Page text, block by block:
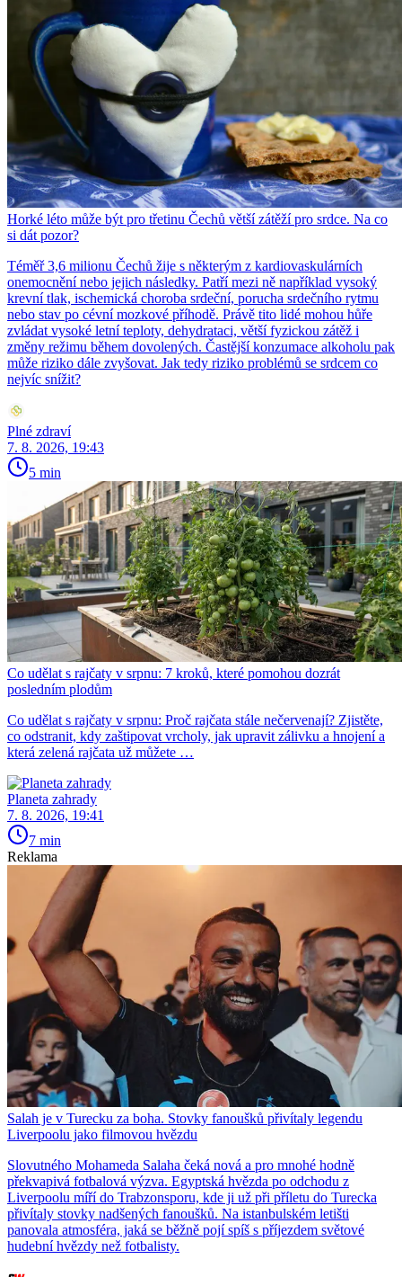
Horké léto může být pro třetinu Čechů větší zátěží pro srdce. Na co
si dát pozor?
Téměř 3,6 milionu Čechů žije s některým z kardiovaskulárních
onemocnění nebo jejich následky. Patří mezi ně například vysoký
krevní tlak, ischemická choroba srdeční, porucha srdečního rytmu
nebo stav po cévní mozkové příhodě. Právě tito lidé mohou hůře
zvládat vysoké letní teploty, dehydrataci, větší fyzickou zátěž i
změny režimu během dovolených. Častější konzumace alkoholu pak
může riziko dále zvyšovat. Jak tedy riziko problémů se srdcem co
nejvíc snížit?
Plné zdraví
7. 8. 2026, 19:43
5 min
Co udělat s rajčaty v srpnu: 7 kroků, které pomohou dozrát
posledním plodům
Co udělat s rajčaty v srpnu: Proč rajčata stále nečervenají? Zjistěte,
co odstranit, kdy zaštipovat vrcholy, jak upravit zálivku a hnojení a
která zelená rajčata už můžete …
Planeta zahrady
7. 8. 2026, 19:41
7 min
Reklama
Salah je v Turecku za boha. Stovky fanoušků přivítaly legendu
Liverpoolu jako filmovou hvězdu
Slovutného Mohameda Salaha čeká nová a pro mnohé hodně
překvapivá fotbalová výzva. Egyptská hvězda po odchodu z
Liverpoolu míří do Trabzonsporu, kde ji už při příletu do Turecka
přivítaly stovky nadšených fanoušků. Na istanbulském letišti
panovala atmosféra, jaká se běžně pojí spíš s příjezdem světové
hudební hvězdy než fotbalisty.